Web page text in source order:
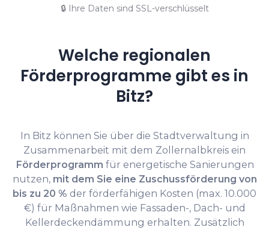
🔒 Ihre Daten sind SSL-verschlüsselt
Welche regionalen
Förderprogramme gibt es in
Bitz?
In Bitz können Sie über die Stadtverwaltung in
Zusammenarbeit mit dem Zollernalbkreis ein
Förderprogramm für energetische Sanierungen
nutzen, mit dem Sie eine Zuschussförderung von
bis zu 20 % der förderfähigen Kosten (max. 10.000
€) für Maßnahmen wie Fassaden-, Dach- und
Kellerdeckendämmung erhalten. Zusätzlich